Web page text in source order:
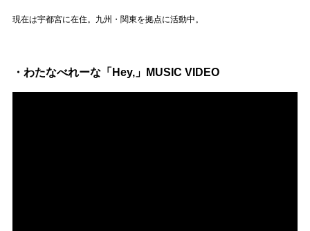
現在は宇都宮に在住。九州・関東を拠点に活動中。
・わたなべれーな「Hey,」MUSIC VIDEO